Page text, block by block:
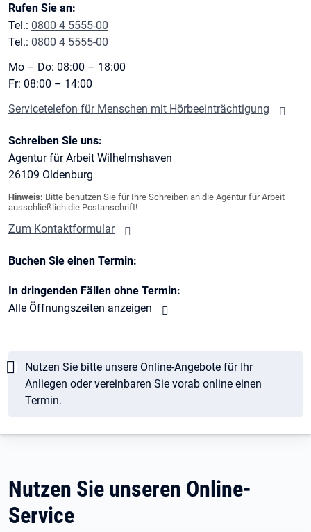
Rufen Sie an:
Tel.: 0800 4 5555-00
Tel.: 0800 4 5555-00
Mo – Do: 08:00 – 18:00
Fr: 08:00 – 14:00
Servicetelefon für Menschen mit Hörbeeinträchtigung
Schreiben Sie uns:
Agentur für Arbeit Wilhelmshaven
26109 Oldenburg
Hinweis: Bitte benutzen Sie für Ihre Schreiben an die Agentur für Arbeit
ausschließlich die Postanschrift!
Zum Kontaktformular
Buchen Sie einen Termin:
In dringenden Fällen ohne Termin:
Alle Öffnungszeiten anzeigen
Nutzen Sie bitte unsere Online-Angebote für Ihr
Anliegen oder vereinbaren Sie vorab online einen
Termin.
Nutzen Sie unseren Online-
Service